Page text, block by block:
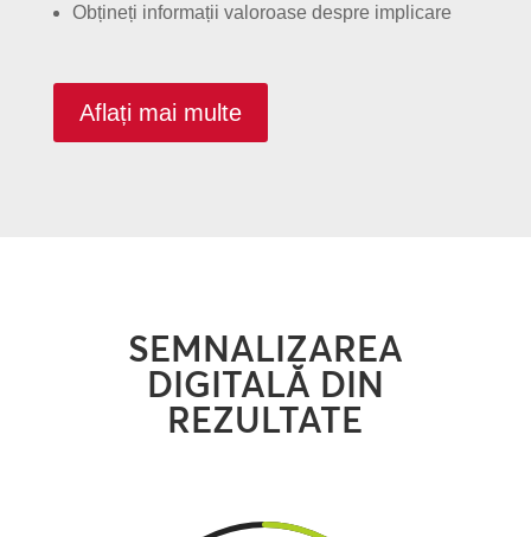
Obțineți informații valoroase despre implicare
Aflați mai multe
SEMNALIZAREA
DIGITALĂ DIN
REZULTATE